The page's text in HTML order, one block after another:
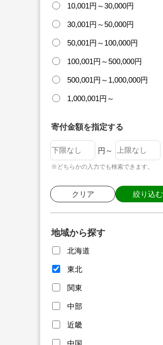
10,001円～30,000円
30,001円～50,000円
50,001円～100,000円
100,001円～500,000円
500,001円～1,000,000円
1,000,001円～
寄付金額を指定する
円～
※どちらかの入力でも検索できます。
クリア 絞り込む
地域から探す
北海道
東北
関東
中部
近畿
中国